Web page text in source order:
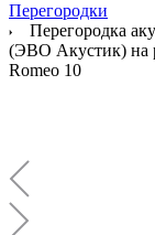
Перегородки
Перегородка
(ЭВО Акустик) на
Romeo 10